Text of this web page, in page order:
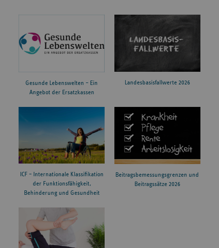
Gesunde Lebenswelten – Ein
Angebot der Ersatzkassen
Landesbasisfallwerte 2026
ICF – Internationale Klassifikation
der Funktionsfähigkeit,
Behinderung und Gesundheit
Beitragsbemessungsgrenzen und
Beitragssätze 2026